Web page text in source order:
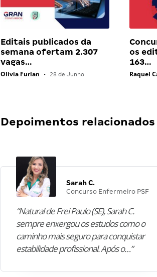
Editais publicados da
semana ofertam 2.307
vagas…
Olivia Furlan • 28 de Junho
os
163…
Raquel
Depoimentos relacionados
Sarah C.
Concurso Enfermeiro PSF
“Natural de Frei Paulo (SE), Sarah C.
sempre enxergou os estudos como o
caminho mais seguro para conquistar
estabilidade profissional. Após o…”